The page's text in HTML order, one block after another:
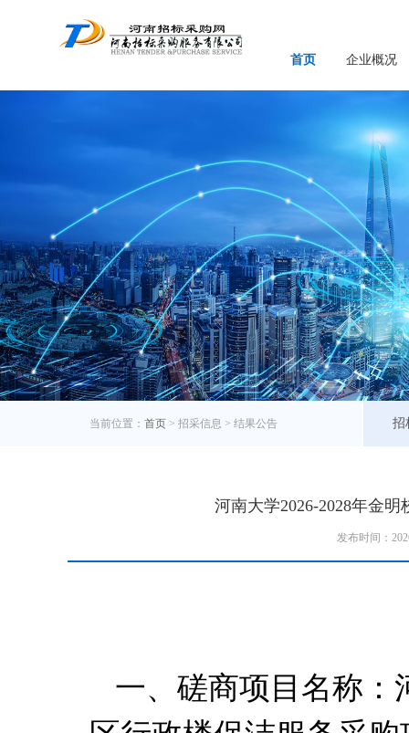
首页 企业概况
当前位置： 首页 > 招采信息 > 结果公告 招
河南大学2026-2028年金
发布时间：
一、磋商项目名称：